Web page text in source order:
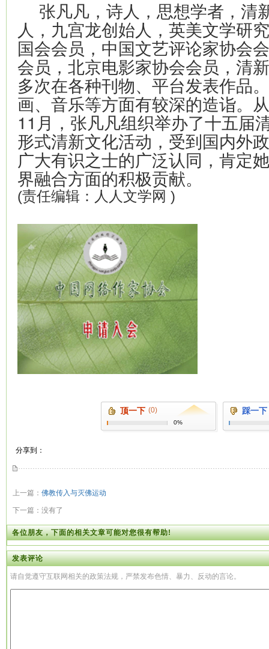
张凡凡，诗人，思想学者，清
人，九宫龙创始人，英美文学研
国会会员，中国文艺评论家协会
会员，北京电影家协会会员，清
多次在各种刊物、平台发表作品
画、音乐等方面有较深的造诣。
11月，张凡凡组织举办了十五届
形式清新文化活动，受到国内外
广大有识之士的广泛认同，肯定
界融合方面的积极贡献。
(责任编辑：人人文学网 )
顶一下 (0)
0%
踩一下
分享到：
上一篇： 佛教传入与灭佛运动
下一篇：没有了
各位朋友，下面的相关文章可能对您很有帮助!
发表评论
请自觉遵守互联网相关的政策法规，严禁发布色情、暴力、反动的言论。